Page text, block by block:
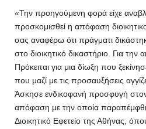
«Την προηγούμενη φορά είχε
προσκομισθεί η απόφαση
σας αναφέρω ότι πράγματι
στο διοικητικό δικαστήριο. Για την
Πρόκειται για μια δίωξη που
που μαζί με τις προσαυξήσεις
Άσκησε ενδικοφανή προσφυγή στον
απόφαση με την οποία
Διοικητικό Εφετείο της Αθήνας,